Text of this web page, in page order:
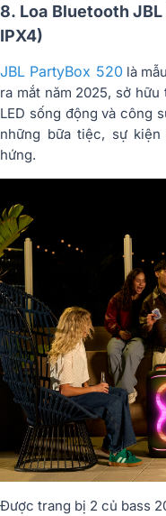
8. Loa Bluetooth
IPX4)
JBL PartyBox 520là
ra mắt năm 2025, sở
LED sống động và công
những bữa tiệc, sự
hứng.
Được trang bị 2 củ bass